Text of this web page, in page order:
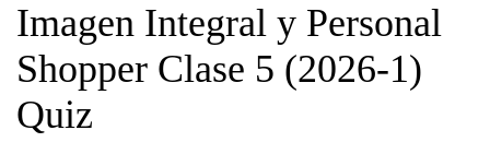
Imagen Integral y Personal
Shopper Clase 5 (2026-1)
Quiz